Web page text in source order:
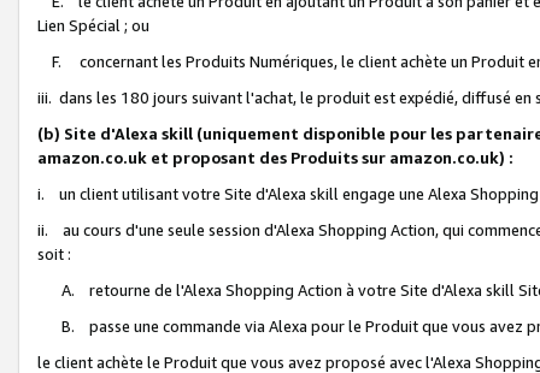
Lien Spécial ; ou
F. concernant les Produits Numériques, le client achète un Produit
iii. dans les 180 jours suivant l'achat, le produit est expédié, diffusé
(b) Site d'Alexa skill (uniquement disponible pour les
amazon.co.uk et proposant des Produits sur amazon.co.uk) :
i. un client utilisant votre Site d'Alexa skill engage une Alexa
ii. au cours d'une seule session d'Alexa Shopping Action, qui
soit :
A. retourne de l'Alexa Shopping Action à votre Site d'Alexa skill
B. passe une commande via Alexa pour le Produit que vous avez
le client achète le Produit que vous avez proposé avec l'Alexa